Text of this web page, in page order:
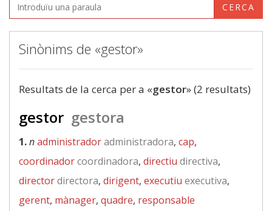
CERCA
Sinònims de «gestor»
Resultats de la cerca per a «gestor» (2 resultats)
gestor gestora
1.nadministradoradministradora, cap,
coordinadorcoordinadora, directiu directiva,
directordirectora, dirigent, executiu executiva,
gerent, mànager, quadre, responsable